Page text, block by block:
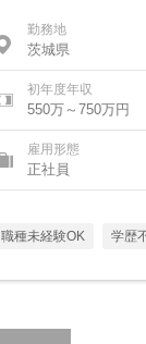
勤務地
茨城県
初年度年収
550万～750万円
雇用形態
正社員
職種未経験OK 学歴